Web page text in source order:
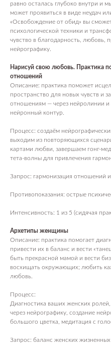
равно осталась глубоко внутри и
может проявиться в виде неудач
«Освобождение от обид» вы
психологической техники и
чувство в благодарность, любовь,
нейрографику.
Нарисуй свою любовь. Практика
отношений
Описание: практика поможет
пространство для новых чувств и
отношениям — через нейролинии
нейронный контур.
Процесс: создаём
выходим из повторяющихся
картами любви, завершаем
тета‑волны для привлечения
Запрос: гармонизация отношений и
Противопоказания: острые
Интенсивность: 1 из 5 (сидячая
Архетипы женщины
Описание: практика помогает
привести их в баланс и вести
быть прекрасной мамой и вести
восхищать окружающих; любить
любовь.
Процесс:
Диагностика ваших женских
через нейрографику, создание
большого цветка, медитация с
Запрос: баланс женских